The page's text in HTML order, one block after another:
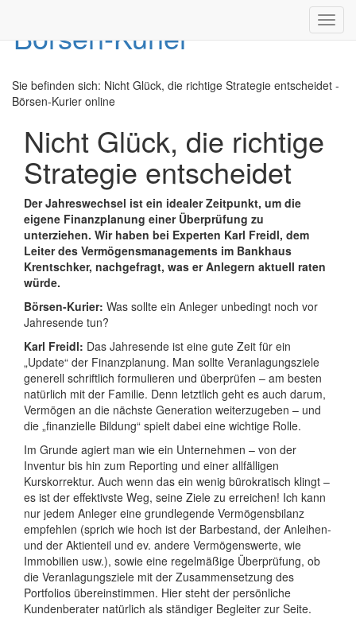
Sie befinden sich: Nicht Glück, die richtige Strategie entscheidet -
Börsen-Kurier online
Nicht Glück, die richtige
Strategie entscheidet
Der Jahreswechsel ist ein idealer Zeitpunkt, um die
eigene Finanzplanung einer Überprüfung zu
unterziehen. Wir haben bei Experten Karl Freidl, dem
Leiter des Vermögensmanagements im Bankhaus
Krentschker, nachgefragt, was er Anlegern aktuell raten
würde.
Börsen-Kurier: Was sollte ein Anleger unbedingt noch vor
Jahresende tun?
Karl Freidl: Das Jahresende ist eine gute Zeit für ein
„Update“ der Finanzplanung. Man sollte Veranlagungsziele
generell schriftlich formulieren und überprüfen – am besten
natürlich mit der Familie. Denn letztlich geht es auch darum,
Vermögen an die nächste Generation weiterzugeben – und
die „finanzielle Bildung“ spielt dabei eine wichtige Rolle.
Im Grunde agiert man wie ein Unternehmen – von der
Inventur bis hin zum Reporting und einer allfälligen
Kurskorrektur. Auch wenn das ein wenig bürokratisch klingt –
es ist der effektivste Weg, seine Ziele zu erreichen! Ich kann
nur jedem Anleger eine grundlegende Vermögensbilanz
empfehlen (sprich wie hoch ist der Barbestand, der Anleihen-
und der Aktienteil und ev. andere Vermögenswerte, wie
Immobilien usw.), sowie eine regelmäßige Überprüfung, ob
die Veranlagungsziele mit der Zusammensetzung des
Portfolios übereinstimmen. Hier steht der persönliche
Kundenberater natürlich als ständiger Begleiter zur Seite.